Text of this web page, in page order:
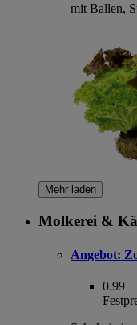
mit Ballen,
Mehr laden
Molkerei &
Angebot:
0.99